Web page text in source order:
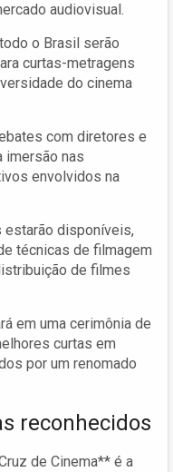
audiovisual.
o Brasil serão
curtas-metragens
do cinema
com diretores e
imersão nas
envolvidos na
disponíveis,
técnicas de filmagem
de filmes
em uma cerimônia de
curtas em
por um renomado
reconhecidos
de Cinema** é a